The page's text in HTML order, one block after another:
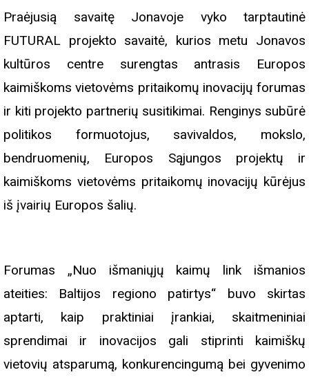
Praėjusią savaitę Jonavoje vyko tarptautinė
FUTURAL projekto savaitė, kurios metu Jonavos
kultūros centre surengtas antrasis Europos
kaimiškoms vietovėms pritaikomų inovacijų forumas
ir kiti projekto partnerių susitikimai. Renginys subūrė
politikos formuotojus, savivaldos, mokslo,
bendruomenių, Europos Sąjungos projektų ir
kaimiškoms vietovėms pritaikomų inovacijų kūrėjus
iš įvairių Europos šalių.
Forumas „Nuo išmaniųjų kaimų link išmanios
ateities: Baltijos regiono patirtys“ buvo skirtas
aptarti, kaip praktiniai įrankiai, skaitmeniniai
sprendimai ir inovacijos gali stiprinti kaimiškų
vietovių atsparumą, konkurencingumą bei gyvenimo